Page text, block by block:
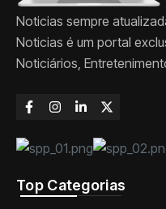
Noticias sempre
Noticias é um portal
Noticiários,
Top Categorias